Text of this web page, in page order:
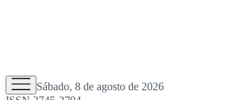
Sábado, 8 de agosto de 2026